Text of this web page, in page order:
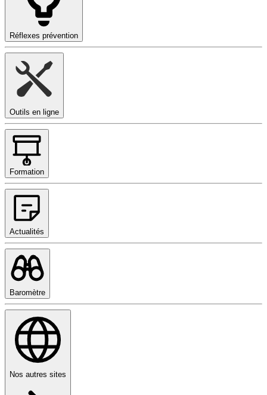
Réflexes prévention
Outils en ligne
Formation
Actualités
Baromètre
Nos autres sites